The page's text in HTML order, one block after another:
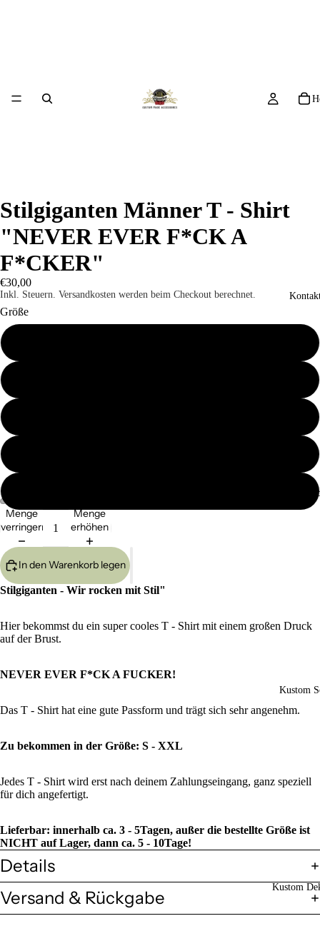
Kustom
Kustom
Stilgiganten Männer T - Shirt
"NEVER EVER F*CK A
F*CKER"
€30,00
Inkl. Steuern. Versandkosten werden beim Checkout berechnet.
Größe
Menge
verringern
Menge
erhöhen
In den Warenkorb legen
Stilgiganten - Wir rocken mit Stil"
Hier bekommst du ein super cooles T - Shirt mit einem großen Druck
auf der Brust.
NEVER EVER F*CK A FUCKER!
Das T - Shirt hat eine gute Passform und trägt sich sehr angenehm.
Zu bekommen in der Größe: S - XXL
Jedes T - Shirt wird erst nach deinem Zahlungseingang, ganz speziell
für dich angefertigt.
Lieferbar: innerhalb ca. 3 - 5Tagen, außer die bestellte Größe ist
NICHT auf Lager, dann ca. 5 - 10Tage!
Details
Versand & Rückgabe